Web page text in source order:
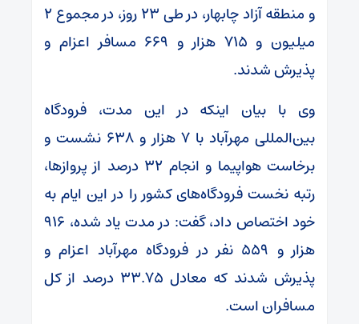
و منطقه آزاد چابهار، در طی ۲۳ روز، در مجموع ۲
میلیون و ۷۱۵ هزار و ۶۶۹ مسافر اعزام و
پذیرش شدند.
وی با بیان اینکه در این مدت، فرودگاه
بین‌المللی مهرآباد با ۷ هزار و ۶۳۸ نشست و
برخاست هواپیما و انجام ۳۲ درصد از پروازها،
رتبه نخست فرودگاه‌های کشور را در این ایام به
خود اختصاص داد، گفت: در مدت یاد شده، ۹۱۶
هزار و ۵۵۹ نفر در فرودگاه مهرآباد اعزام و
پذیرش شدند که معادل ۳۳.۷۵ درصد از کل
مسافران است.